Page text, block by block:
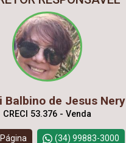
Balbino de Jesus Nery
CRECI 53.376 - Venda
(34) 99883-3000